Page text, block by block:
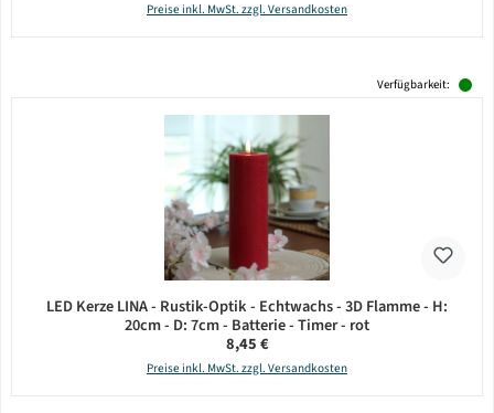
Preise inkl. MwSt. zzgl. Versandkosten
Verfügbarkeit:
LED Kerze LINA - Rustik-Optik - Echtwachs - 3D Flamme - H:
20cm - D: 7cm - Batterie - Timer - rot
Regulärer Preis:
8,45 €
Preise inkl. MwSt. zzgl. Versandkosten